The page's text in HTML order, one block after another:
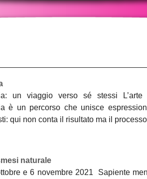
un viaggio verso sé stessi
è un percorso che unisce
qui non conta il risultato ma il
naturale
e 6 novembre 2021 Sapiente